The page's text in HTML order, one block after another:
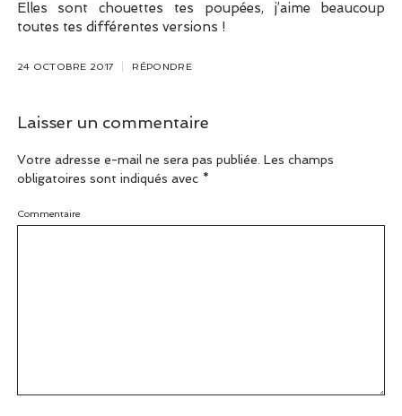
Elles sont chouettes tes poupées, j’aime beaucoup
toutes tes différentes versions !
24 OCTOBRE 2017 RÉPONDRE
Laisser un commentaire
Votre adresse e-mail ne sera pas publiée. Les champs
obligatoires sont indiqués avec *
Commentaire